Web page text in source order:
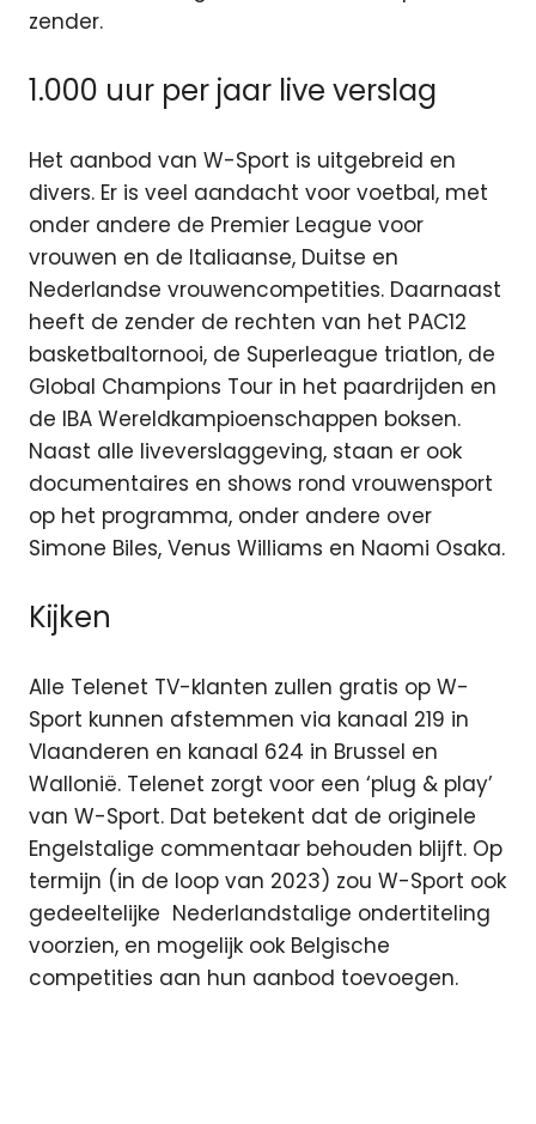
zender.
1.000 uur per jaar live verslag
Het aanbod van W-Sport is uitgebreid en
divers. Er is veel aandacht voor voetbal, met
onder andere de Premier League voor
vrouwen en de Italiaanse, Duitse en
Nederlandse vrouwencompetities. Daarnaast
heeft de zender de rechten van het PAC12
basketbaltornooi, de Superleague triatlon, de
Global Champions Tour in het paardrijden en
de IBA Wereldkampioenschappen boksen.
Naast alle liveverslaggeving, staan er ook
documentaires en shows rond vrouwensport
op het programma, onder andere over
Simone Biles, Venus Williams en Naomi Osaka.
Kijken
Alle Telenet TV-klanten zullen gratis op W-
Sport kunnen afstemmen via kanaal 219 in
Vlaanderen en kanaal 624 in Brussel en
Wallonië. Telenet zorgt voor een ‘plug & play’
van W-Sport. Dat betekent dat de originele
Engelstalige commentaar behouden blijft. Op
termijn (in de loop van 2023) zou W-Sport ook
gedeeltelijke ​ Nederlandstalige ondertiteling
voorzien, en mogelijk ook Belgische
competities aan hun aanbod toevoegen.